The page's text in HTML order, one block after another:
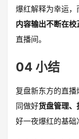
爆红解释为幸运
内容输出不断在
直播间。
04 小结
复盘新东方的直
同做好货盘管理、
好一夜爆红的基础